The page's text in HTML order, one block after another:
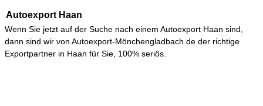
Autoexport Haan
Wenn Sie jetzt auf der Suche nach einem Autoexport Haan sind,
dann sind wir von Autoexport-Mönchengladbach.de der richtige
Exportpartner in Haan für Sie, 100% seriös.